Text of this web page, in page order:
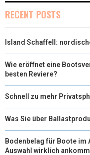
RECENT POSTS
Island Schaffell:
Wie eröffnet eine
besten Reviere?
Schnell zu mehr
Was Sie über
Bodenbelag für Boote im
Auswahl wirklich